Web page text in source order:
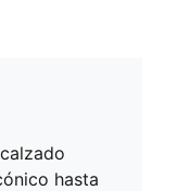
hasta